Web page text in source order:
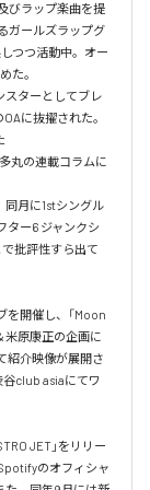
びラップ楽曲を提
ガールズラップグ
つつ活動中。オー
た。
スターとしてブレ
に抜擢された。
丸の連載コラムに
同月に1stシングル
ター6 ジャンクシ
で批評性すら出て
を開催し、「Moon
米原康正の企画に
紹介映像が展開さ
谷club asiaにてワ
JET」をリリー
のオフィシャ